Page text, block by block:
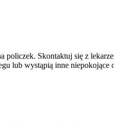
Skontaktuj się z
lub wystąpią inne niepokojące